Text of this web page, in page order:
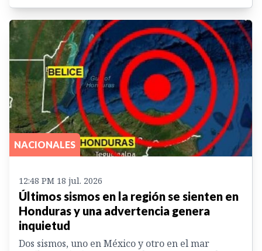
NACIONALES
12:48 PM 18 jul. 2026
Últimos sismos en la región se sienten en
Honduras y una advertencia genera
inquietud
Dos sismos, uno en México y otro en el mar